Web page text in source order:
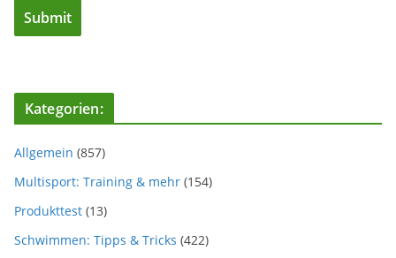
Kategorien:
Allgemein (857)
Multisport: Training & mehr (154)
Produkttest (13)
Schwimmen: Tipps & Tricks (422)